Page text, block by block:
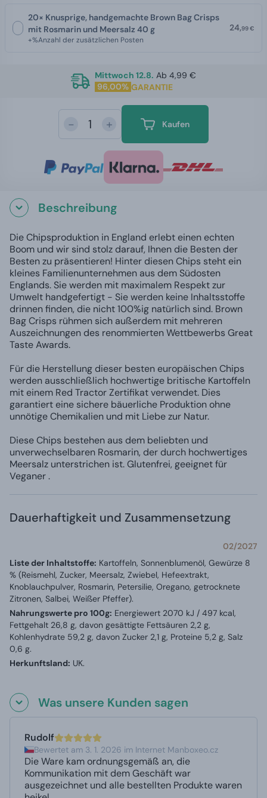
20× Knusprige, handgemachte Brown Bag Crisps
mit Rosmarin und Meersalz 40 g
+%Anzahl der zusätzlichen Posten
24,99 €
Mittwoch 12.8. Ab 4,99 €
96,00% GARANTIE
- + Kaufen
Beschreibung
Die Chipsproduktion in England erlebt einen echten
Boom und wir sind stolz darauf, Ihnen die Besten der
Besten zu präsentieren! Hinter diesen Chips steht ein
kleines Familienunternehmen aus dem Südosten
Englands. Sie werden mit maximalem Respekt zur
Umwelt handgefertigt - Sie werden keine Inhaltsstoffe
drinnen finden, die nicht 100%ig natürlich sind. Brown
Bag Crisps rühmen sich außerdem mit mehreren
Auszeichnungen des renommierten Wettbewerbs Great
Taste Awards.
Für die Herstellung dieser besten europäischen Chips
werden ausschließlich hochwertige britische Kartoffeln
mit einem Red Tractor Zertifikat verwendet. Dies
garantiert eine sichere bäuerliche Produktion ohne
unnötige Chemikalien und mit Liebe zur Natur.
Diese Chips bestehen aus dem beliebten und
unverwechselbaren Rosmarin, der durch hochwertiges
Meersalz unterstrichen ist. Glutenfrei, geeignet für
Veganer .
Dauerhaftigkeit und Zusammensetzung
02/2027
Liste der Inhaltstoffe: Kartoffeln, Sonnenblumenöl, Gewürze 8
% (Reismehl, Zucker, Meersalz, Zwiebel, Hefeextrakt,
Knoblauchpulver, Rosmarin, Petersilie, Oregano, getrocknete
Zitronen, Salbei, Weißer Pfeffer).
Nahrungswerte pro 100g: Energiewert 2070 kJ / 497 kcal,
Fettgehalt 26,8 g, davon gesättigte Fettsäuren 2,2 g,
Kohlenhydrate 59,2 g, davon Zucker 2,1 g, Proteine 5,2 g, Salz
0,6 g.
Herkunftsland: UK.
Was unsere Kunden sagen
Rudolf
Bewertet am 3. 1. 2026 im Internet Manboxeo.cz
Die Ware kam ordnungsgemäß an, die
Kommunikation mit dem Geschäft war
ausgezeichnet und alle bestellten Produkte waren